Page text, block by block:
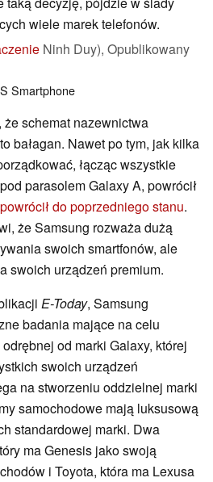
wiele marek telefonów.
Ninh Duy), Opublikowany
Smartphone
schemat nazewnictwa
bałagan. Nawet po tym, jak kilka
łącząc wszystkie
parasolem Galaxy A, powrócił
powrócił do poprzedniego stanu.
że Samsung rozważa dużą
swoich smartfonów, ale
swoich urządzeń premium.
E-Today, Samsung
badania mające na celu
od marki Galaxy, której
swoich urządzeń
na stworzeniu oddzielnej marki
samochodowe mają luksusową
standardowej marki. Dwa
ma Genesis jako swoją
i Toyota, która ma Lexusa